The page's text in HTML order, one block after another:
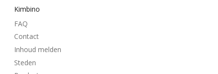
Kimbino
FAQ
Contact
Inhoud melden
Steden